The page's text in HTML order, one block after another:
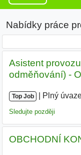
Nabídky práce
Asistent
odměňování) -
Top Job Plný
Sledujte později
OBCHODNÍ